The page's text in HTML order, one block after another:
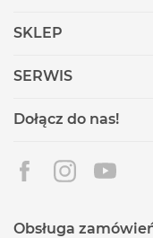
SKLEP
SERWIS
Dołącz do nas!
Obsługa